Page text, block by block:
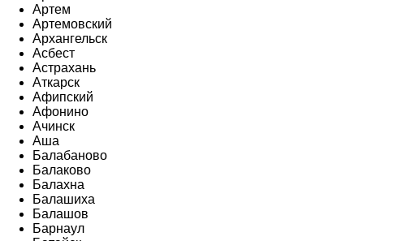
Артем
Артемовский
Архангельск
Асбест
Астрахань
Аткарск
Афипский
Афонино
Ачинск
Аша
Балабаново
Балаково
Балахна
Балашиха
Балашов
Барнаул